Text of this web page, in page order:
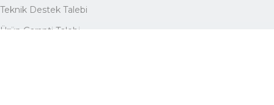
Teknik Destek Talebi
Ürün Garanti Talebi